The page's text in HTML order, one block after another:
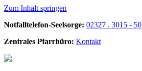
Zum Inhalt springen
Notfalltelefon-Seelsorge: 02327 . 3015 - 50
Zentrales Pfarrbüro: Kontakt